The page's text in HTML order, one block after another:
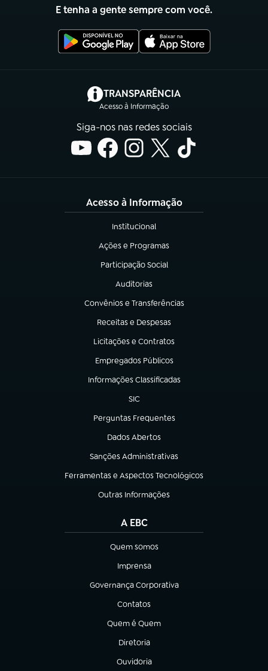
E tenha a gente sempre com você.
TRANSPARÊNCIA
Acesso à Informação
(abre em nova aba)
Siga-nos nas redes sociais
Acesso à Informação
Institucional
(abre em nova aba)
Ações e Programas
(abre em nova aba)
Participação Social
(abre em nova aba)
Auditorias
(abre em nova aba)
Convênios e Transferências
(abre em nova aba)
Receitas e Despesas
(abre em nova aba)
Licitações e Contratos
(abre em nova aba)
Empregados Públicos
(abre em nova aba)
Informações Classificadas
(abre em nova aba)
SIC
(abre em nova aba)
Perguntas Frequentes
(abre em nova aba)
Dados Abertos
(abre em nova aba)
Sanções Administrativas
(abre em nova aba)
Ferramentas e Aspectos Tecnológicos
(abre em nova aba)
Outras Informações
(abre em nova aba)
A EBC
Quem somos
(abre em nova aba)
Imprensa
(abre em nova aba)
Governança Corporativa
(abre em nova aba)
Contatos
(abre em nova aba)
Quem é Quem
(abre em nova aba)
Diretoria
(abre em nova aba)
Ouvidoria
(abre em nova aba)